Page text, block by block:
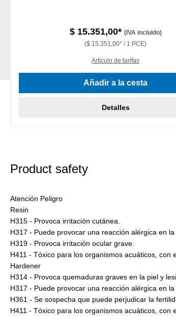
$ 15.351,00* (IVA incluido)
($ 15.351,00* / 1 PCE)
Artículo de tarifas
Añadir a la cesta
Detalles
Product safety
Atención Peligro
Resin
H315 - Provoca irritación cutánea.
H317 - Puede provocar una reacción alérgica en la
H319 - Provoca irritación ocular grave.
H411 - Tóxico para los organismos acuáticos, con
Hardener
H314 - Provoca quemaduras graves en la piel y
H317 - Puede provocar una reacción alérgica en la
H361 - Se sospecha que puede perjudicar la
H411 - Tóxico para los organismos acuáticos, con